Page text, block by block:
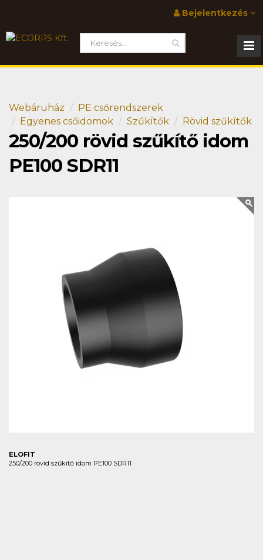
Bejelentkezés
Webáruház
PE csőrendszerek
Egyenes csőidomok
Szűkítők Rövid szűkítők
250/200 rövid szűkítő idom
PE100 SDR11
ELOFIT
250/200 rövid szűkítő idom PE100 SDR11